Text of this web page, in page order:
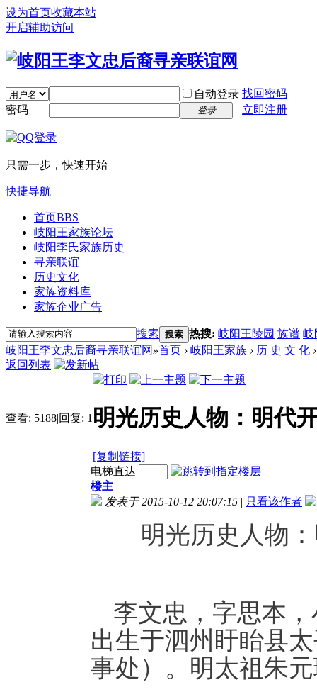
设为首页收藏本站
开启辅助访问
自动登录 找回密码
密码
登录 立即注册
只需一步，快速开始
快捷导航
首页BBS
岐阳王家族论坛
岐阳李氏家族历史
寻亲联谊
历史文化
家族资料库
家族企业广告
搜索 搜索 热搜: 岐阳王陵园 族谱 岐
岐阳王李文忠后裔寻亲联谊网 »首页 › 岐阳王家族 › 历 史 文 化 ›
返回列表
查看: 5188|回复: 1 明光历史人物：明代
[复制链接]
电梯直达
楼主
发表于 2015-10-12 20:07:15 | 只看该作者
明光历史人物
李文忠，字思本
出生于泗州盱眙县
事处）。明太祖朱